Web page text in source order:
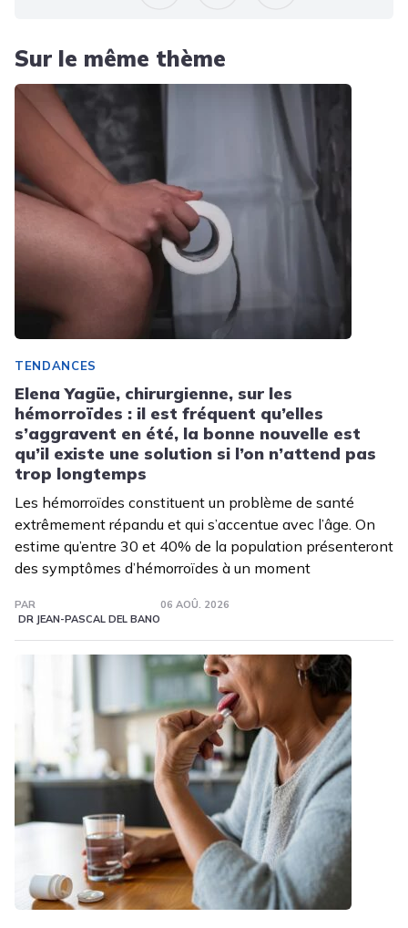
Sur le même thème
TENDANCES
Elena Yagüe, chirurgienne, sur les
hémorroïdes : il est fréquent qu’elles
s’aggravent en été, la bonne nouvelle est
qu’il existe une solution si l’on n’attend pas
trop longtemps
Les hémorroïdes constituent un problème de santé
extrêmement répandu et qui s’accentue avec l’âge. On
estime qu’entre 30 et 40% de la population présenteront
des symptômes d’hémorroïdes à un moment
PAR
DR JEAN-PASCAL DEL BANO
06 AOÛ. 2026